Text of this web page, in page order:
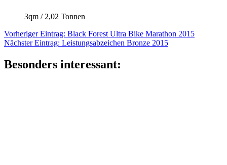
3qm / 2,02 Tonnen
Beitragsnavigation
Vorheriger Eintrag: Vorheriger
Eintrag:
Black Forest Ultra Bike Marathon 2015
Nächster Eintrag: Nächster
Leistungsabzeichen Bronze 2015
Besonders interessant: